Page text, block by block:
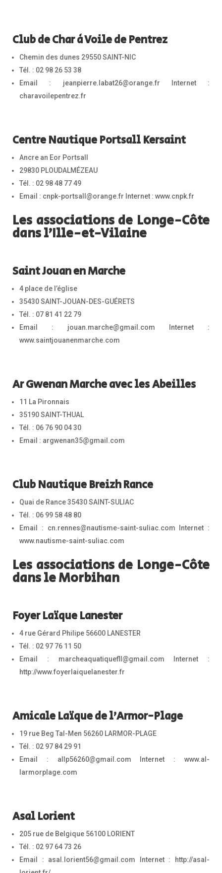
Club de Char à Voile de Pentrez
Chemin des dunes 29550 SAINT-NIC
Tél. : 02 98 26 53 38
Email : jeanpierre.labat26@orange.fr Internet :
charavoilepentrez.fr
Centre Nautique Portsall Kersaint
Ancre an Eor Portsall
29830 PLOUDALMÉZEAU
Tél. : 02 98 48 77 49
Email : cnpk-portsall@orange.fr Internet : www.cnpk.fr
Les associations de Longe-Côte
dans l’Ille-et-Vilaine
Saint Jouan en Marche
4 place de l’église
35430 SAINT-JOUAN-DES-GUÉRETS
Tél. : 07 81 41 22 79
Email : jouan.marche@gmail.com Internet :
www.saintjouanenmarche.com
Ar Gwenan Marche avec les Abeilles
11 La Pironnais
35190 SAINT-THUAL
Tél. : 06 76 90 04 30
Email : argwenan35@gmail.com
Club Nautique Breizh Rance
Quai de Rance 35430 SAINT-SULIAC
Tél. : 06 99 58 48 80
Email : cn.rennes@nautisme-saint-suliac.com Internet :
www.nautisme-saint-suliac.com
Les associations de Longe-Côte
dans le Morbihan
Foyer Laïque Lanester
4 rue Gérard Philipe 56600 LANESTER
Tél. : 02 97 76 11 50
Email : marcheaquatiquefll@gmail.com Internet :
http://www.foyerlaiquelanester.fr
Amicale Laïque de l’Armor-Plage
19 rue Beg Tal-Men 56260 LARMOR-PLAGE
Tél. : 02 97 84 29 91
Email : allp56260@gmail.com Internet : www.al-
larmorplage.com
Asal Lorient
205 rue de Belgique 56100 LORIENT
Tél. : 02 97 64 73 26
Email : asal.lorient56@gmail.com Internet : http://asal-